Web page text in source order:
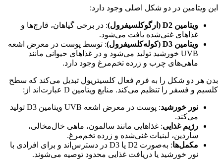
این ویتامین در دو شکل اصلی وجود دارد:
ویتامین D2 (ارگوکلسیفرول): در برخی گیاهان، قارچ‌ها و
غذاهای غنی‌شده یافت می‌شود.
ویتامین D3 (کوله‌کلسیفرول): توسط پوست در معرض اشعه
UVB خورشید تولید می‌شود و در غذاهای حیوانی مانند
ماهی‌های چرب و زرده تخم‌مرغ وجود دارد.
بدن هر دو شکل را به فرم فعال کلسیتریول تبدیل می‌کند که سطح
کلسیم و فسفر را تنظیم می‌کند. منابع ویتامین D عبارت‌اند از:
نور خورشید
: پوست در معرض اشعه UVB ویتامین D3 تولید
می‌کند.
رژیم غذایی: غذاهایی مانند سالمون، ماهی خال‌مخالی،
ساردین، لبنیات غنی‌شده و زرده تخم‌مرغ.
مکمل‌ها
: به‌صورت D2 یا D3 در دسترس‌اند و برای افرادی با
نور خورشید یا دریافت غذایی محدود توصیه می‌شوند.